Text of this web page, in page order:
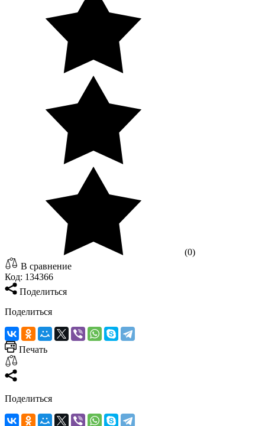
(0)
В сравнение
Код: 134366
Поделиться
Поделиться
Печать
Поделиться